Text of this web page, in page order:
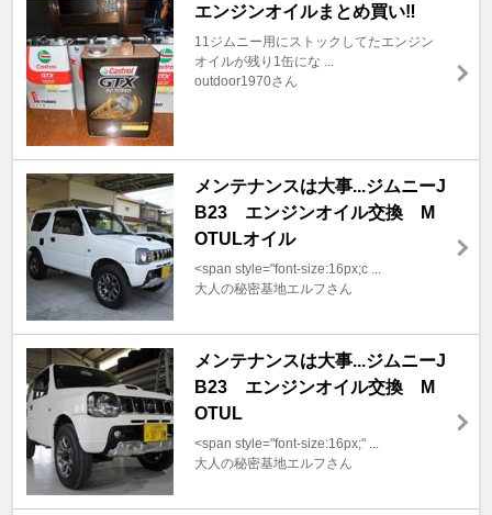
エンジンオイルまとめ買い‼️
11ジムニー用にストックしてたエンジン
オイルが残り1缶にな ...
outdoor1970さん
メンテナンスは大事...ジムニーJ
B23 エンジンオイル交換 M
OTULオイル
<span style="font-size:16px;c ...
大人の秘密基地エルフさん
メンテナンスは大事...ジムニーJ
B23 エンジンオイル交換 M
OTUL
<span style="font-size:16px;" ...
大人の秘密基地エルフさん